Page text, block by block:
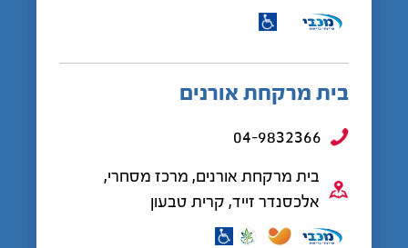
בית מרקחת אורנים
04-9832366
בית מרקחת אורנים, מרכז מסחרי,
אלכסנדר זייד, קרית טבעון